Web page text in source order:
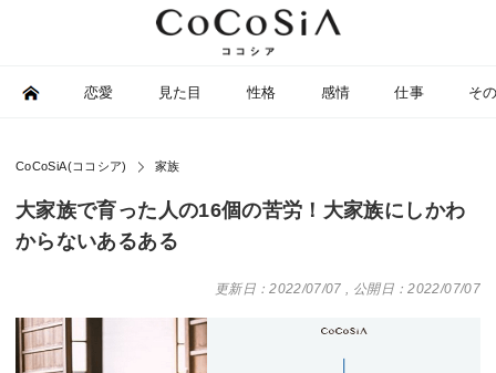
恋愛 見た目 性格 感情 仕事 そ
CoCoSiA(ココシア) 家族
大家族で育った人の16個の苦労！大家族にしかわ
からないあるある
更新日：2022/07/07 , 公開日：2022/07/07